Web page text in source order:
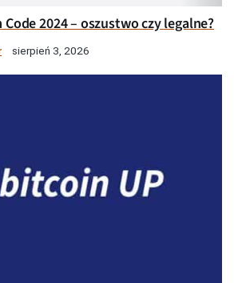
2024 – oszustwo czy legalne?
sierpień 3, 2026